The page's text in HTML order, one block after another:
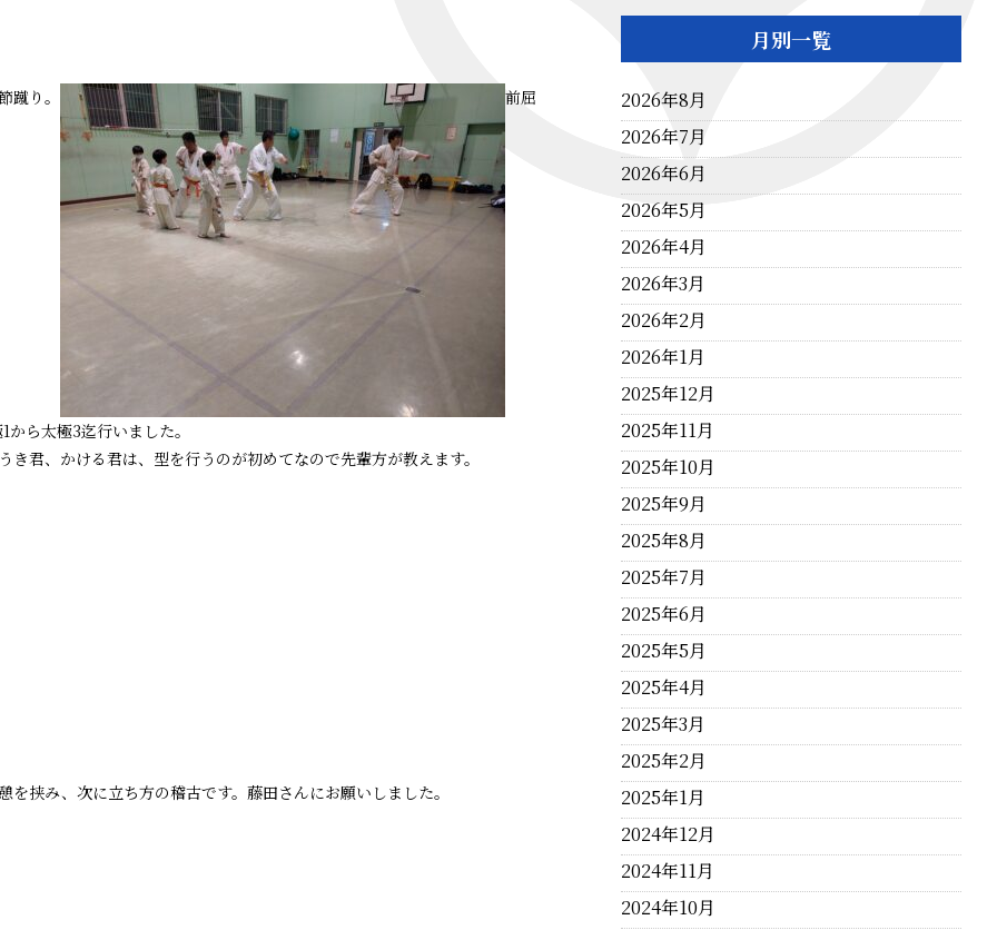
蹴り。 前屈
ら太極3迄行いました。
き君、かける君は、型を行うのが初めてなので先輩方が教えます。
を挟み、次に立ち方の稽古です。藤田さんにお願いしました。
月別一覧
2026年8月
2026年7月
2026年6月
2026年5月
2026年4月
2026年3月
2026年2月
2026年1月
2025年12月
2025年11月
2025年10月
2025年9月
2025年8月
2025年7月
2025年6月
2025年5月
2025年4月
2025年3月
2025年2月
2025年1月
2024年12月
2024年11月
2024年10月